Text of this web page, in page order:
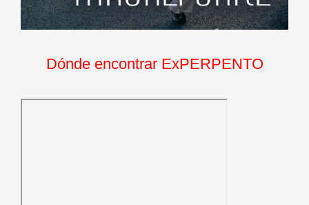
Dónde encontrar ExPERPENTO